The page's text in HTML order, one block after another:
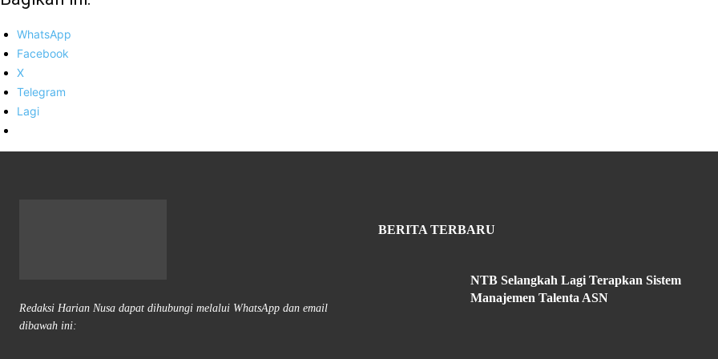
WhatsApp
Facebook
X
Telegram
Lagi
Redaksi Harian Nusa dapat dihubungi melalui WhatsApp dan email
dibawah ini:
BERITA TERBARU
NTB Selangkah Lagi Terapkan Sistem
Manajemen Talenta ASN